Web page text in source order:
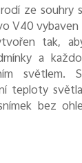
ze souhry
V40 vybaven
tak,
a
světlem.
teploty
bez